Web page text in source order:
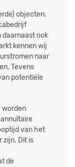
objecten.
daarnaast ook
kennen wij
naar
Tevens
potentiële
worden
van het
zijn. Dit is
de